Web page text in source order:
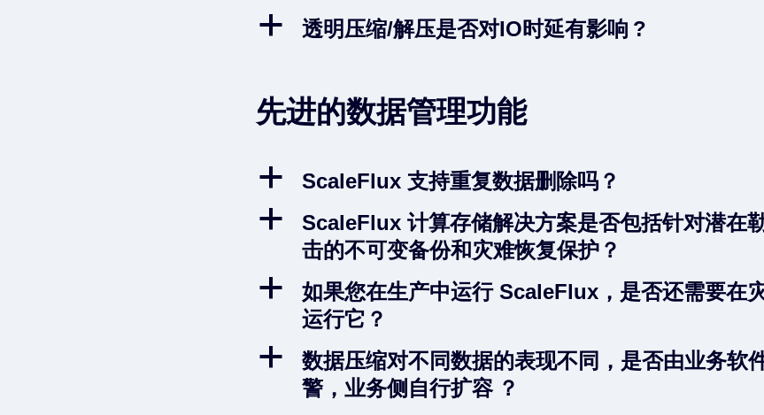
a 透明压缩/解压是否对IO时延有影响 ?
先进的数据管理功能
a ScaleFlux 支持重复数据删除吗？
a
ScaleFlux 计算存储解决方案是否包括针对潜在
击的不可变备份和灾难恢复保护？
a
如果您在生产中运行 ScaleFlux，是否还需要在
运行它？
a
数据压缩对不同数据的表现不同，是否由业务软
警，业务侧自行扩容 ？